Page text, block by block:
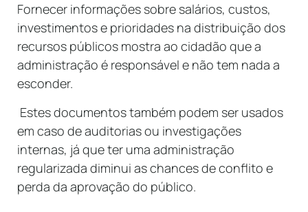
Fornecer informações sobre salários, custos,
investimentos e prioridades na distribuição dos
recursos públicos mostra ao cidadão que a
administração é responsável e não tem nada a
esconder.
Estes documentos também podem ser usados
em caso de auditorias ou investigações
internas, já que ter uma administração
regularizada diminui as chances de conflito e
perda da aprovação do público.